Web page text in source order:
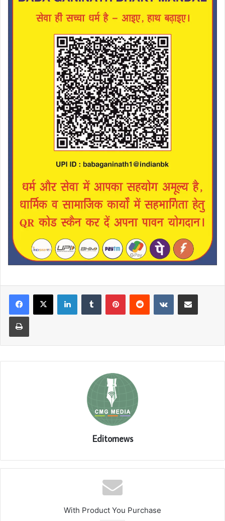
LinkedInTumblr PinterestReddit VKontakteShare via Email
Print
Editornews
With Product You Purchase